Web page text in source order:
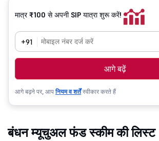
मात्र ₹100 से अपनी SIP यात्रा शुरू करें!
+91
आगे बढ़ें
आगे बढ़ने पर, आपनियम व शर्तेंस्वीकार करते हैं
बंधन म्यूचुअल फंड स्कीम की लिस्ट